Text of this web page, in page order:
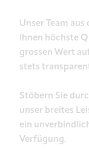
Unser Team
Ihnen höchste
grossen Wert
stets
Stöbern Sie
unser breites
ein
Verfügung.